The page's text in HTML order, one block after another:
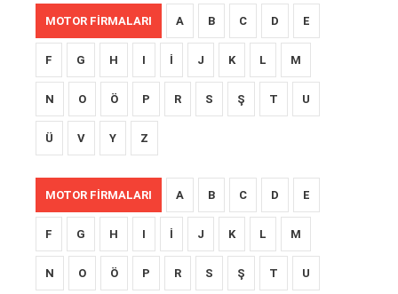
MOTOR FIRMALARI A B C D E
F G H I İ J K L M
N O Ö P R S Ş T U
Ü V Y Z
MOTOR FIRMALARI A B C D E
F G H I İ J K L M
N O Ö P R S Ş T U